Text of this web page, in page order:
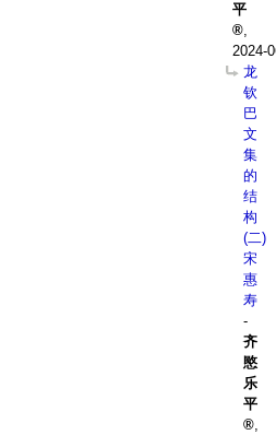
平
,
2024-
龙
钦
巴
文
集
的
结
构
(二)
宋
惠
寿
-
齐
愍
乐
平
,